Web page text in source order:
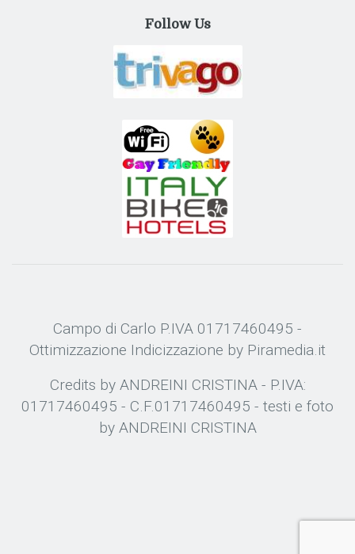
Follow Us
Campo di Carlo P.IVA 01717460495 -
Ottimizzazione Indicizzazione by Piramedia.it
Credits by ANDREINI CRISTINA - P.IVA:
01717460495 - C.F.01717460495 - testi e foto
by ANDREINI CRISTINA